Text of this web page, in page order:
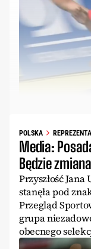
POLSKA
Media:
Będzie
Przyszłość
stanęła pod
Przegląd
grupa
obecnego